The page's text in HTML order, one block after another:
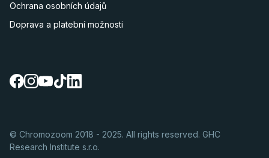
Ochrana osobních údajů
Doprava a platební možnosti
© Chromozoom 2018 - 2025. All rights reserved. GHC
Research Institute s.r.o.